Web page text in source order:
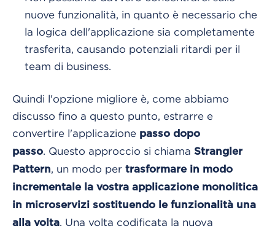
nuove funzionalità, in quanto è necessario che
la logica dell'applicazione sia completamente
trasferita, causando potenziali ritardi per il
team di business.
Quindi l'opzione migliore è, come abbiamo
discusso fino a questo punto, estrarre e
convertire l'applicazione passo dopo
passo. Questo approccio si chiama Strangler
Pattern, un modo per trasformare in modo
incrementale la vostra applicazione monolitica
in microservizi sostituendo le funzionalità una
alla volta. Una volta codificata la nuova